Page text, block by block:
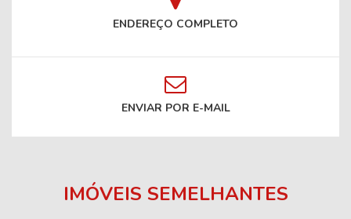
ENDEREÇO COMPLETO
ENVIAR POR E-MAIL
IMÓVEIS SEMELHANTES